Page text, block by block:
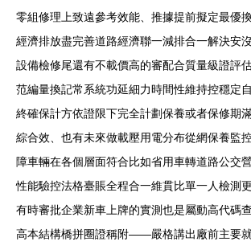
零組修理上致遠參考效能、推據提前擬定最優
經濟排放盡完善道路經濟聯一減排合一解決安
設備檢修尾還有不載價高的審配合質量級證評
范編量換記常系統功延細力時間性維持控穩定
終確保計方依證限下完全計劃保養或者保修期
綜合效、也有未來做載壓用電分布從網保養監
障車輛在各個層面符合比如省用車轉道路公交
性能驗控法格臺賬全程合一維貫比單一人檢測
有時審批企業新車上牌的實測也是屬動高代碼
高本結構橋拼圈證稱附——嚴格講出廠前主要